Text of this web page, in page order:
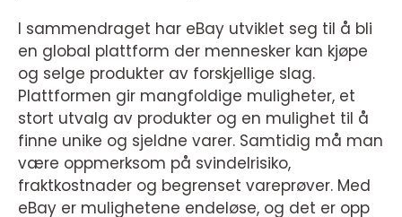
I sammendraget har eBay utviklet seg til å bli
en global plattform der mennesker kan kjøpe
og selge produkter av forskjellige slag.
Plattformen gir mangfoldige muligheter, et
stort utvalg av produkter og en mulighet til å
finne unike og sjeldne varer. Samtidig må man
være oppmerksom på svindelrisiko,
fraktkostnader og begrenset vareprøver. Med
eBay er mulighetene endeløse, og det er opp